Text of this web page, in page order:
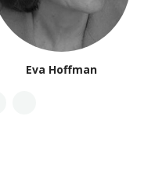
Eva Hoffman